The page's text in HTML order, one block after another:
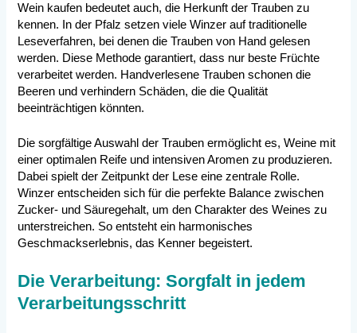
Wein kaufen bedeutet auch, die Herkunft der Trauben zu
kennen. In der Pfalz setzen viele Winzer auf traditionelle
Leseverfahren, bei denen die Trauben von Hand gelesen
werden. Diese Methode garantiert, dass nur beste Früchte
verarbeitet werden. Handverlesene Trauben schonen die
Beeren und verhindern Schäden, die die Qualität
beeinträchtigen könnten.
Die sorgfältige Auswahl der Trauben ermöglicht es, Weine mit
einer optimalen Reife und intensiven Aromen zu produzieren.
Dabei spielt der Zeitpunkt der Lese eine zentrale Rolle.
Winzer entscheiden sich für die perfekte Balance zwischen
Zucker- und Säuregehalt, um den Charakter des Weines zu
unterstreichen. So entsteht ein harmonisches
Geschmackserlebnis, das Kenner begeistert.
Die Verarbeitung: Sorgfalt in jedem
Verarbeitungsschritt